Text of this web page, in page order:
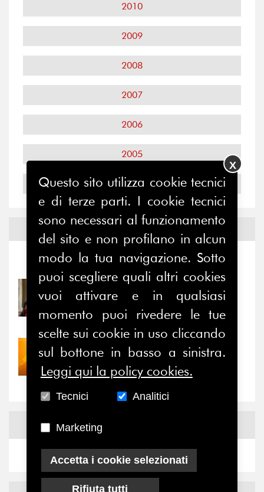
2010
2009
2008
2007
2006
2005
2004
Notizie-Eventi
31/07/2026
Prima della pausa estiva,
il valore di...
30/07/2026
Nove anni dopo la
“grande cecità”: la...
News
Questo sito utilizza cookie tecnici
e di terze parti. I cookie tecnici
sono necessari al funzionamento
del sito e non profilano in alcun
modo la tua navigazione. Sotto
puoi scegliere quali altri cookies
vuoi attivare e in qualsiasi
momento puoi rivedere le tue
scelte sui cookie in uso cliccando
sul bottone in basso a sinistra.
Leggi qui la policy cookies.
Tecnici Analitici
Marketing
Accetta i cookie selezionati
Rifiuta tutti
X